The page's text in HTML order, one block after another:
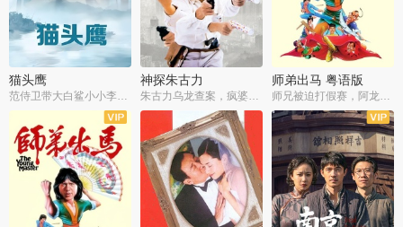
猫头鹰
范侍卫带大白鲨小小李破案寻妃
神探朱古力
朱古力乌龙查案，疯婆子神助攻
师弟出马 粤语版
师兄被迫打假赛，阿龙追查斗黑帮